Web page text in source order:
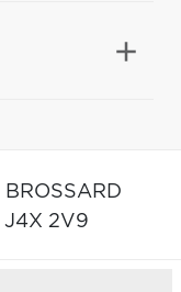
BROSSARD
J4X 2V9